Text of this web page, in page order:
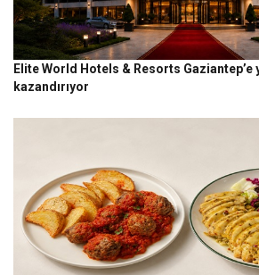
Elite World Hotels & Resorts Gaziantep’e
kazandırıyor